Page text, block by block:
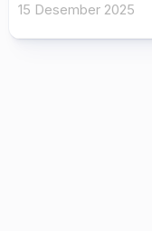
15 Desember 2025